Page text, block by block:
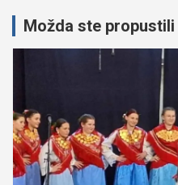
Možda ste propustili